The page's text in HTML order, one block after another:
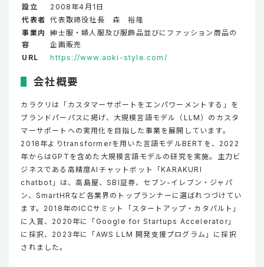
設立
2008年4月1日
代表者
代表取締役社長 森 裕隆
事業内
容
紳士服・婦人服及び服飾品並びにファッション商品の
企画販売
URL
https://www.aoki-style.com/
会社概要
カラクリは「カスタマーサポートをエンパワーメントする」を
ブランドパーパスに掲げ、大規模言語モデル（LLM）のカスタ
マーサポートへの実用化を目指した事業を展開しています。
2018年よりtransformerを用いた言語モデルBERTを、2022
年からはGPTを含めた大規模言語モデルの研究を実施。主力ビ
ジネスである高精度AIチャットボット「KARAKURI
chatbot」は、高島屋、SBI証券、セブン-イレブン・ジャパ
ン、SmartHRなど各業界のトップランナーに選ばれつづけてい
ます。2018年のICCサミット「スタートアップ・カタパルト」
に入賞、2020年に「Google for Startups Accelerator」
に採択、2023年に「AWS LLM 開発支援プログラム」に採択
されました。